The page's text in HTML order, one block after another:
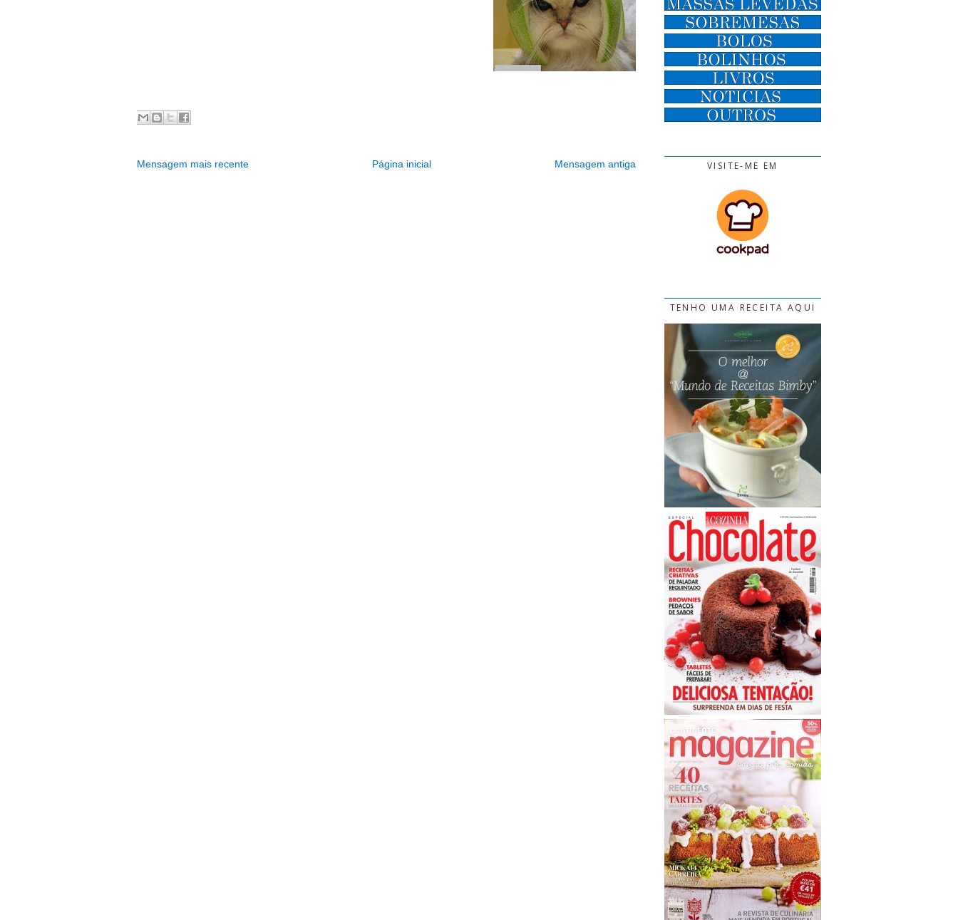
Mensagem mais recente Mensagem antiga
Página inicial VISITE-ME EM
TENHO UMA RECEITA AQUI